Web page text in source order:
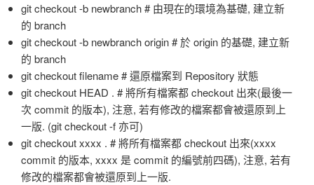
git checkout -b newbranch # 由現在的環境為基礎, 建立新
的 branch
git checkout -b newbranch origin # 於 origin 的基礎, 建立新
的 branch
git checkout filename # 還原檔案到 Repository 狀態
git checkout HEAD . # 將所有檔案都 checkout 出來(最後一
次 commit 的版本), 注意, 若有修改的檔案都會被還原到上
一版. (git checkout -f 亦可)
git checkout xxxx . # 將所有檔案都 checkout 出來(xxxx
commit 的版本, xxxx 是 commit 的編號前四碼), 注意, 若有
修改的檔案都會被還原到上一版.